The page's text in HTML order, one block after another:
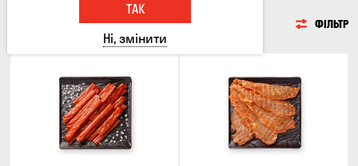
ФІЛЬТР
ТАК
Ні, змінити